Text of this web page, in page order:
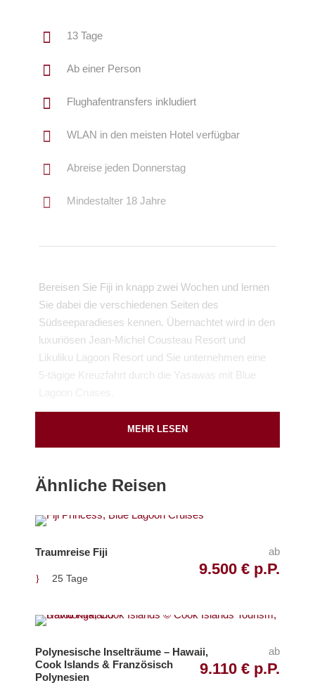
13 Tage
Ab einer Person
Flughafentransfers inkludiert
WLAN in den meisten Hotel verfügbar
Abreise jeden Donnerstag
Mindestalter 18 Jahre
Bereisen Sie Fiji in knapp zwei Wochen und lernen
Sie dabei die verschiedenen Seiten des
Südseeparadieses kennen. Übernachtet wird in den
luxuriösen Jean-Michel Cousteau Resort und
Likuliku Lagoon Resort und Sie unternehmen eine
5-tägige Kreuzfahrt durch die Yasawas mit Blue
Flughafen Nadi (
Google Map
Samstag
Inkludierte Leistungen
Inlandsflüge mit Fiji Airways inkl. aller Steuern
MEHR LESEN
Ähnliche Reisen
Traumreise Fiji ab
9.500 € p.P.
25 Tage
Polynesische Inselträume – Hawaii,
Cook Islands & Französisch
Polynesien
ab
9.110 € p.P.